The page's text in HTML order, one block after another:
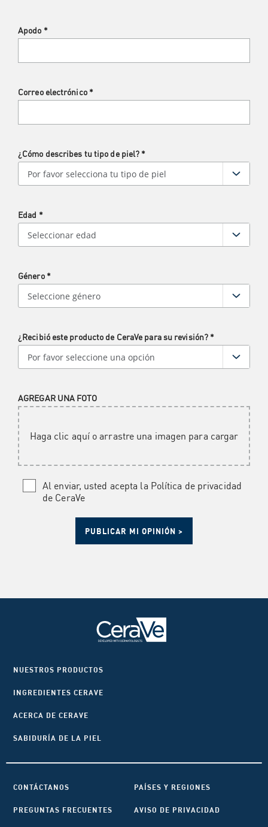
Apodo *
Correo electrónico *
¿Cómo describes tu tipo de piel? *
Edad *
Género *
¿Recibió este producto de CeraVe para su revisión? *
AGREGAR UNA FOTO
Haga clic aquí o arrastre una imagen para cargar
Al enviar, usted acepta la Política de privacidad
de CeraVe
NUESTROS PRODUCTOS
INGREDIENTES CERAVE
ACERCA DE CERAVE
SABIDURÍA DE LA PIEL
CONTÁCTANOS PAÍSES Y REGIONES
PREGUNTAS FRECUENTES AVISO DE PRIVACIDAD